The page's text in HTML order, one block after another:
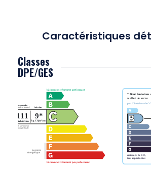
Caractéristiques
Classes
DPE/GES